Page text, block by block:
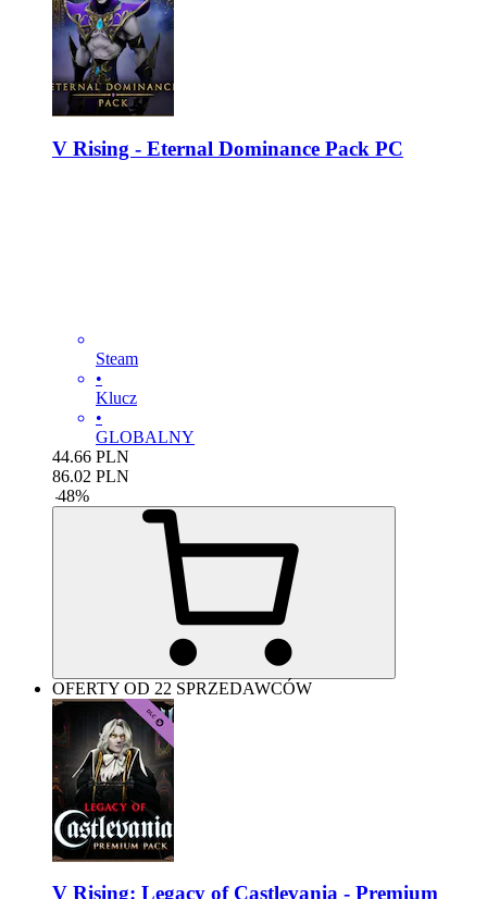
V Rising - Eternal Dominance Pack PC
Steam
•
Klucz
•
GLOBALNY
44.66 PLN
86.02 PLN
-48%
OFERTY OD 22 SPRZEDAWCÓW
V Rising: Legacy of Castlevania - Premium